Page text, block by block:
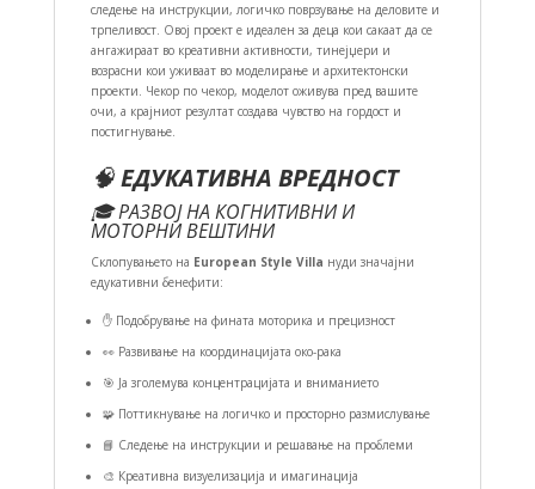
следење на инструкции, логичко поврзување на деловите и
трпеливост. Овој проект е идеален за деца кои сакаат да се
ангажираат во креативни активности, тинејџери и
возрасни кои уживаат во моделирање и архитектонски
проекти. Чекор по чекор, моделот оживува пред вашите
очи, а крајниот резултат создава чувство на гордост и
постигнување.
🧠ЕДУКАТИВНА ВРЕДНОСТ
🎓 РАЗВОЈ НА КОГНИТИВНИ И
МОТОРНИ ВЕШТИНИ
Склопувањето на European Style Villa нуди значајни
едукативни бенефити:
✋ Подобрување на фината моторика и прецизност
👀 Развивање на координацијата око-рака
🎯 Ја зголемува концентрацијата и вниманието
🧩 Поттикнување на логичко и просторно размислување
📘 Следење на инструкции и решавање на проблеми
🎨 Креативна визуелизација и имагинација